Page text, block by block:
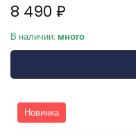
8 490 ₽
В наличии: много
Новинка